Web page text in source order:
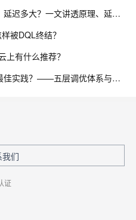
云数据库读写分离的原理是什么？延迟多大？一文讲透原理、延迟与落地方案
被DQL终结？
上有什么推荐？
云数据库性能怎么调优？有什么最佳实践？——五层调优体系与阿里云 RDS 实战
们
证